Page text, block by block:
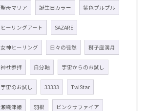
聖母マリア 誕生日カラー 紫色プルプル
ヒーリングアート SAZARE
女神ヒーリング 日々の徒然 獅子座満月
神社参拝 自分軸 宇宙からのお試し
宇宙のお試し 33333 TwiStar
瀬織津姫 羽根 ピンクサファイア